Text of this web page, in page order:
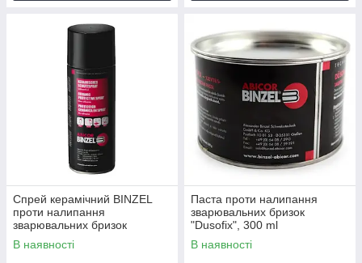
Спрей керамічний BINZEL
проти налипання
зварювальних бризок
192.0229
В наявності
Паста проти налипання
зварювальних бризок
"Dusofix", 300 ml
В наявності